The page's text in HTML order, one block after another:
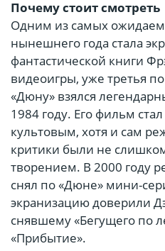
Почему стоит смотреть
Одним из самых
нынешнего года стала
фантастической книги
видеоигры, уже третья
«Дюну» взялся
1984 году. Его фильм
культовым, хотя и сам
критики были не
творением. В 2000 году
снял по «Дюне» мини-
экранизацию доверили
снявшему «Бегущего по
«Прибытие».